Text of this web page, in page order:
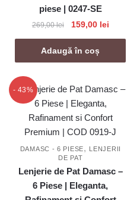
lei.
piese | 0247-SE
269,00lei
Prețul
inițial
a
fost:
159,00 leiPrețul
curent
159,00
Adaugă în coș
- 43%
DAMASC - 6 PIESE,
LENJERII
DE PAT
Lenjerie de Pat Damasc –
6 Piese | Eleganta,